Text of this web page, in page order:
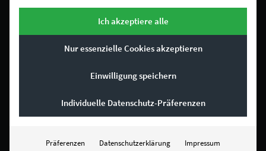
Allgemeine Geschäftsbedingungen
Datenschutz
Ich akzeptiere alle
Nur essenzielle Cookies akzeptieren
Einwilligung speichern
Individuelle Datenschutz-Präferenzen
Präferenzen Datenschutzerklärung Impressum